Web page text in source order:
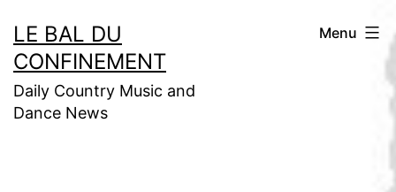
au
contenu
LE BAL DU
CONFINEMENT
Daily Country Music and
Dance News
Menu